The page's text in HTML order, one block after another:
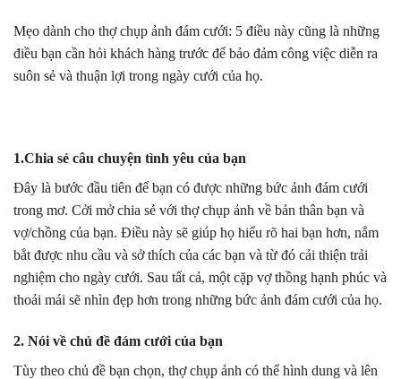
Mẹo dành cho thợ chụp ảnh đám cưới: 5 điều này cũng là những
điều bạn cần hỏi khách hàng trước để bảo đảm công việc diễn ra
suôn sẻ và thuận lợi trong ngày cưới của họ.
1.Chia sẻ câu chuyện tình yêu của bạn
Đây là bước đầu tiên để bạn có được những bức ảnh đám cưới
trong mơ. Cởi mở chia sẻ với thợ chụp ảnh về bản thân bạn và
vợ/chồng của bạn. Điều này sẽ giúp họ hiểu rõ hai bạn hơn, nắm
bắt được nhu cầu và sở thích của các bạn và từ đó cải thiện trải
nghiệm cho ngày cưới. Sau tất cả, một cặp vợ thồng hạnh phúc và
thoải mái sẽ nhìn đẹp hơn trong những bức ảnh đám cưới của họ.
2. Nói về chủ đề đám cưới của bạn
Tùy theo chủ đề bạn chọn, thợ chụp ảnh có thể hình dung và lên